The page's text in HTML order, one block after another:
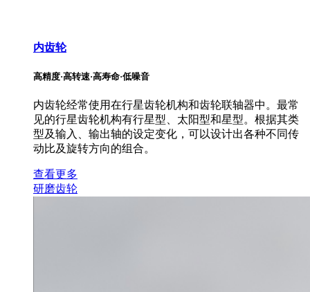
内齿轮
高精度·高转速·高寿命·低噪音
内齿轮经常使用在行星齿轮机构和齿轮联轴器中。最常
见的行星齿轮机构有行星型、太阳型和星型。根据其类
型及输入、输出轴的设定变化，可以设计出各种不同传
动比及旋转方向的组合。
查看更多
研磨齿轮